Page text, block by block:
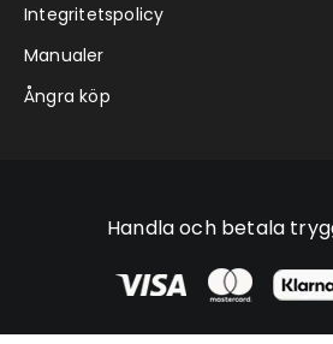
Integritetspolicy
Manualer
Ångra köp
Handla och betala